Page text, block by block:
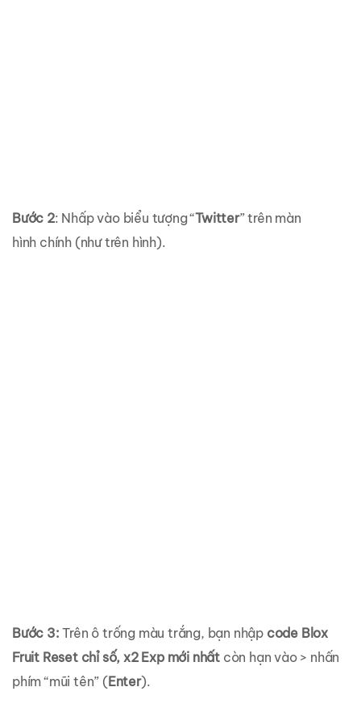
Bước 2: Nhấp vào biểu tượng “Twitter” trên màn
hình chính (như trên hình).
Bước 3: Trên ô trống màu trắng, bạn nhập code Blox
Fruit Reset chỉ số, x2 Exp mới nhất còn hạn vào > nhấn
phím “mũi tên” (Enter).